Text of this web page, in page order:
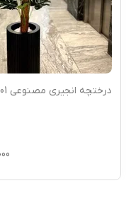
درختچه انجیری مصنوعی 01